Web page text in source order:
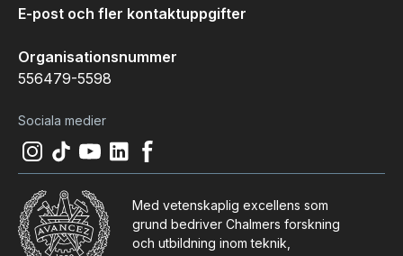
E-post och fler kontaktuppgifter
Organisationsnummer
556479-5598
Sociala medier
Instagram
(Öppnas i ny flik)
Tiktok
(Öppnas i ny flik
Youtube
(Öppnas i ny flik
LinkedIn
(Öppnas i ny flik
Facebook
(
Med vetenskaplig excellens som
grund bedriver Chalmers forskning
och utbildning inom teknik,